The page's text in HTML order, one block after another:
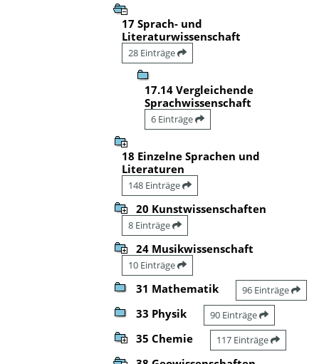
17 Sprach- und
Literaturwissenschaft
28 Einträge
17.14 Vergleichende
Sprachwissenschaft
6 Einträge
18 Einzelne Sprachen und
Literaturen
148 Einträge
20 Kunstwissenschaften
8 Einträge
24 Musikwissenschaft
10 Einträge
31 Mathematik 96 Einträge
33 Physik 90 Einträge
35 Chemie 117 Einträge